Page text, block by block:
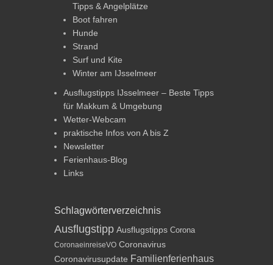
Tipps & Angelplätze
Boot fahren
Hunde
Strand
Surf und Kite
Winter am IJsselmeer
Ausflugstipps IJsselmeer – Beste Tipps
für Makkum & Umgebung
Wetter-Webcam
praktische Infos von A bis Z
Newsletter
Ferienhaus-Blog
Links
Schlagwörterverzeichnis
Ausflugstipp Ausflugstipps Corona
CoronaeinreiseVO Coronavirus
Coronavirusupdate Familienferienhaus